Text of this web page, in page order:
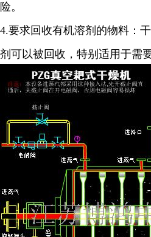
险。
4.要求回收有机溶剂的物料：
剂可以被回收，特别适用于需